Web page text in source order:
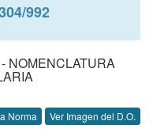
992
NOMENCLATURA
Norma Ver Imagen del D.O.